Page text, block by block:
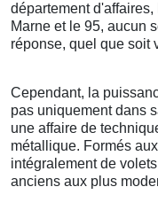
département
Marne et le 95, aucun
réponse, quel que soit
Cependant, la
pas uniquement dans
une affaire de
métallique. Formés
intégralement de
anciens aux plus